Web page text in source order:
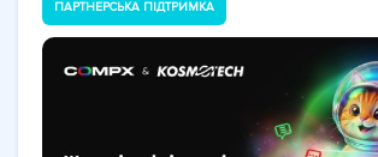
ПАРТНЕРСЬКА ПІДТРИМКА